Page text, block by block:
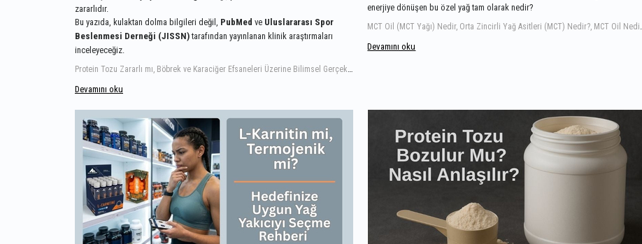
zararlıdır.
Bu yazıda, kulaktan dolma bilgileri değil, PubMed ve Uluslararası Spor
Beslenmesi Derneği (JISSN)tarafından yayınlanan klinik araştırmaları
inceleyeceğiz.
Devamını oku
enerjiye dönüşen bu özel yağ tam olarak nedir?
Devamını oku